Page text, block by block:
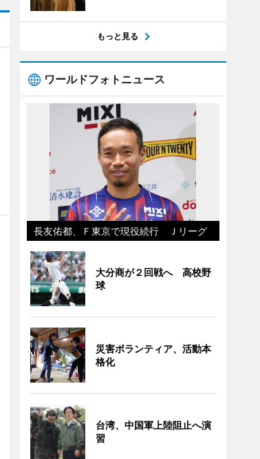
もっと見る
ワールドフォトニュース
長友佑都、Ｆ東京で現役続行 Ｊリーグ
大分商が２回戦へ 高校野
球
災害ボランティア、活動本
格化
台湾、中国軍上陸阻止へ演
習